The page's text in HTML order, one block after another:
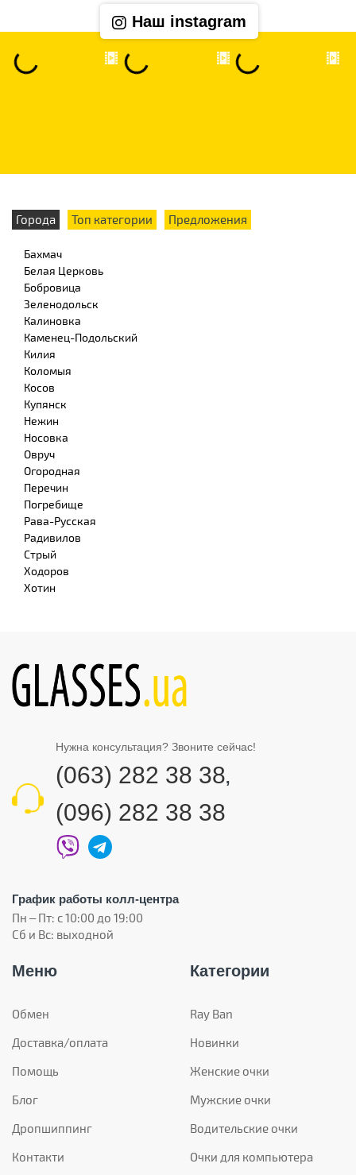
Наш instagram
Города Топ категории Предложения
Бахмач
Белая Церковь
Бобровица
Зеленодольск
Калиновка
Каменец-Подольский
Килия
Коломыя
Косов
Купянск
Нежин
Носовка
Овруч
Огородная
Перечин
Погребище
Рава-Русская
Радивилов
Стрый
Ходоров
Хотин
Нужна консультация? Звоните сейчас!
(063) 282 38 38,
(096) 282 38 38
График работы колл-центра
Пн – Пт: с 10:00 до 19:00
Сб и Вс: выходной
Меню
Обмен
Доставка/оплата
Помощь
Блог
Дропшиппинг
Контакти
Категории
Ray Ban
Новинки
Женские очки
Мужские очки
Водительские очки
Очки для компьютера